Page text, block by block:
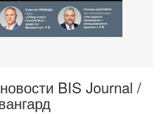
BIS Journal /